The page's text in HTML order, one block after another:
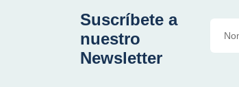
Suscríbete a
nuestro
Newsletter